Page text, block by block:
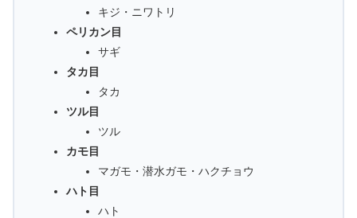
キジ・ニワトリ
ペリカン目
サギ
タカ目
タカ
ツル目
ツル
カモ目
マガモ・潜水ガモ・ハクチョウ
ハト目
ハト